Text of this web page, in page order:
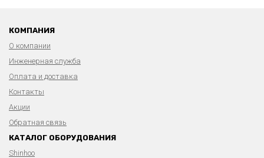
КОМПАНИЯ
О компании
Инженерная служба
Оплата и доставка
Контакты
Акции
Обратная связь
КАТАЛОГ ОБОРУДОВАНИЯ
Shinhoo